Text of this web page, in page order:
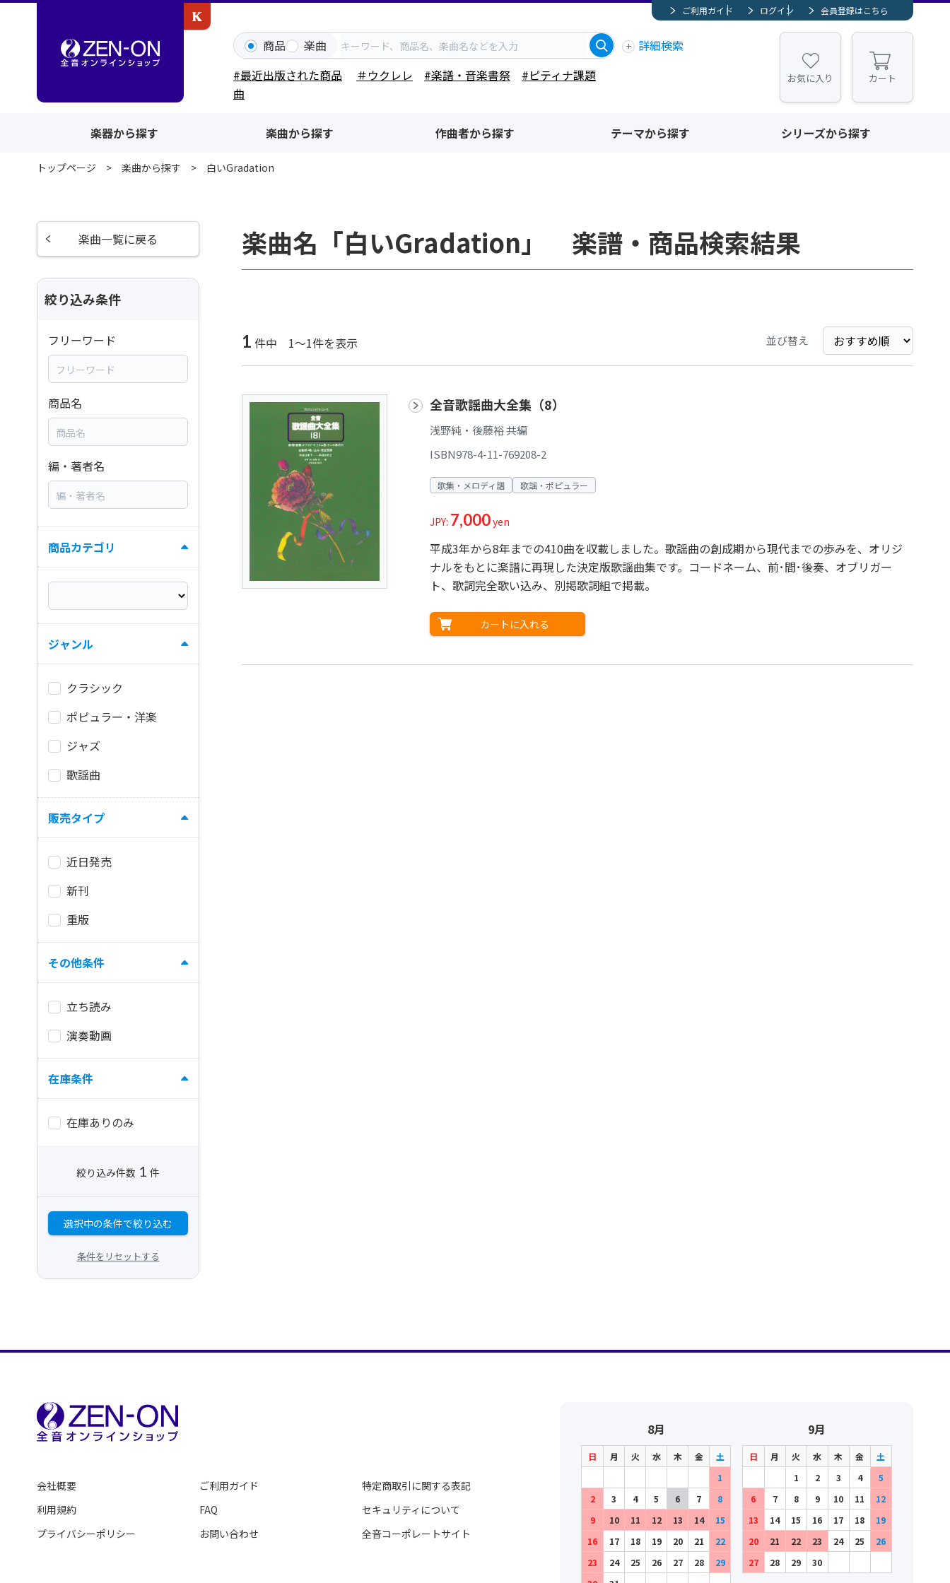
ご利用ガイド ログイン 会員登録はこちら
商品 楽曲
詳細検索
#最近出版された商品
＃ウクレレ #楽譜・音楽書祭
#ピティナ課題
曲
お気に入り カート
楽器から探す 楽曲から探す 作曲者から探す テーマから探す シリーズから探す
トップページ 楽曲から探す 白いGradation
楽曲名「白いGradation」 楽譜・商品検索結果
1 件中 1～1件を表示 並び替え
全音歌謡曲大全集（8）
浅野純・後藤裕 共編
ISBN978-4-11-769208-2
歌集・メロディ譜 歌謡・ポピュラー
JPY: 7,000yen
平成3年から8年までの410曲を収載しました。歌謡曲の創成期から現代までの歩みを、オリジ
ナルをもとに楽譜に再現した決定版歌謡曲集です。コードネーム、前･間･後奏、オブリガー
ト、歌詞完全歌い込み、別掲歌詞組で掲載。
カートに入れる
楽曲一覧に戻る
絞り込み条件
フリーワード
商品名
編・著者名
商品カテゴリ
ジャンル
クラシック
ポピュラー・洋楽
ジャズ
歌謡曲
販売タイプ
近日発売
新刊
重版
その他条件
立ち読み
演奏動画
在庫条件
在庫ありのみ
絞り込み件数 1 件
選択中の条件で絞り込む
条件をリセットする
会社概要
利用規約
プライバシーポリシー
ご利用ガイド
FAQ
お問い合わせ
特定商取引に関する表記
セキュリティについて
全音コーポレートサイト
8月
日 月 火 水 木 金
土
1
2
3 4 5 6 7
8
9
10 11 12 13 14
15
16
17 18 19 20 21
22
23
24 25 26 27 28
29
9月
日 月 火 水 木 金
土
1
2 3 4
5
6
7 8 9 10 11
12
13
14 15 16 17 18
19
20
21 22 23 24 25
26
27
28 29 30